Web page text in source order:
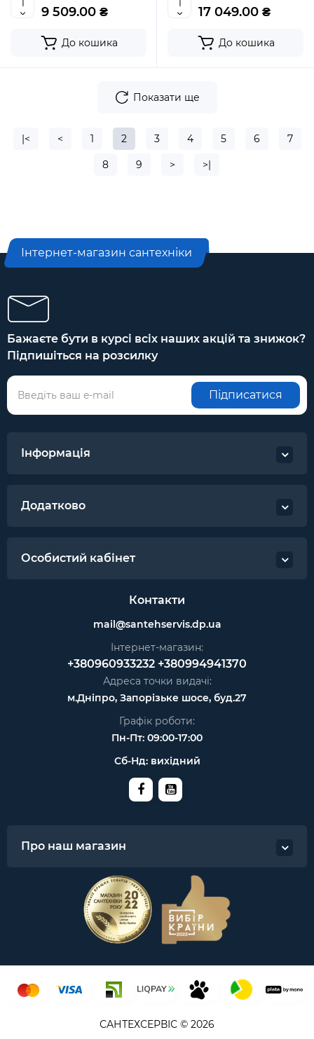
9 509.00 ₴
До кошика
17 049.00 ₴
До кошика
Показати ще
|< < 1 2 3 4 5 6 7
8 9 > >|
Інтернет-магазин сантехніки
Бажаєте бути в курсі всіх наших акцій та знижок?
Підпишіться на розсилку
Підписатися
Інформація
Додатково
Особистий кабінет
Контакти
mail@santehservis.dp.ua
Інтернет-магазин:
+380960933232 +380994941370
Адреса точки видачі:
м.Дніпро, Запорізьке шосе, буд.27
Графік роботи:
Пн-Пт: 09:00-17:00
Сб-Нд: вихідний
Про наш магазин
САНТЕХСЕРВІС © 2026